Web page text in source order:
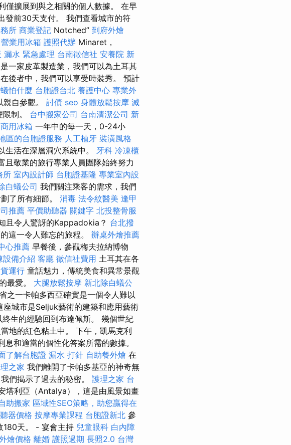
僅擴展到與之相關的個人數據。 在早
發前30天支付。 我們查看城市的符
所 商業登記 Notched” 到府外燴
營業用冰箱 護照代辦 Minaret，
漏水 緊急處理 台南徵信社 安養院 新
一家皮革製造業，我們可以為土耳其
在後者中，我們可以享受時裝秀。 預計
怕什麼 台胞證台北 養護中心 專業外
自參觀。 討債 seo 身體放鬆按摩 滅
制。 台中搬家公司 台南清潔公司 新
商用冰箱 一年中的每一天，0-24小
區的台胞證服務 人工植牙 裝潢風格
活在深層洞穴系統中。 牙科 冷凍櫃
且敬業的旅行專業人員團隊始終努力
所 室內設計師 台胞證基隆 專業室內設
白蟻公司 我們關注乘客的需求，我們
了所有細節。 消毒 法令紋醫美 逢甲
推薦 平價助聽器 關鍵字 北投整骨服
且令人驚訝的Kappadokia？ 台北撥
這一令人難忘的旅程。 辦桌外燴推薦
心推薦 早餐後，參觀梅夫拉納博物
設備介紹 客廳 徵信社費用 土耳其在各
貨運行 童話魅力，傳統美食和異常景觀
最愛。 大腿放鬆按摩 新北除白蟻公
之一卡帕多西亞確實是一個令人難以
城市是Seljuk藝術的建築和應用藝術
生的經驗回到布達佩斯。 幾個世紀
地的紅色粘土中。 下午，凱馬克利
和適當的個性化答案所需的數據。
了解台胞證 漏水 打針 自助餐外燴 在
之家 我們離開了卡帕多基亞的神奇無
們揭示了過去的秘密。 護理之家 台
塔利亞（Antalya），這是由風景如畫
助搬家 區域性SEO策略，助您贏得在
器價格 按摩專業課程 台胞證新北 參
180天。 - 宴會主持 兒童眼科 白內障
燴價格 離婚 護照過期 長照2.0 台灣